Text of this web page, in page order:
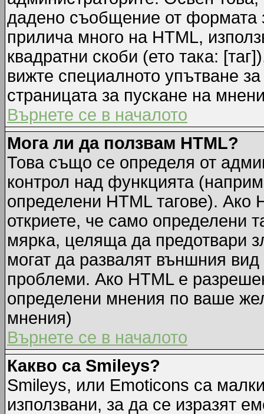
дадено съобщение от формата
прилича много на HTML,
квадратни скоби (ето така:
вижте специалното упътване
страницата за пускане на
Върнете се в началото
Мога ли да ползвам HTML?
Това също се определя от
контрол над функцията
определени HTML тагове).
откриете, че само определени
мярка, целяща да предотвари
могат да развалят външния
проблеми. Ако HTML е
определени мнения по ваше
мнения)
Върнете се в началото
Какво са Smileys?
Smileys, или Emoticons са
използвани, за да се изразят